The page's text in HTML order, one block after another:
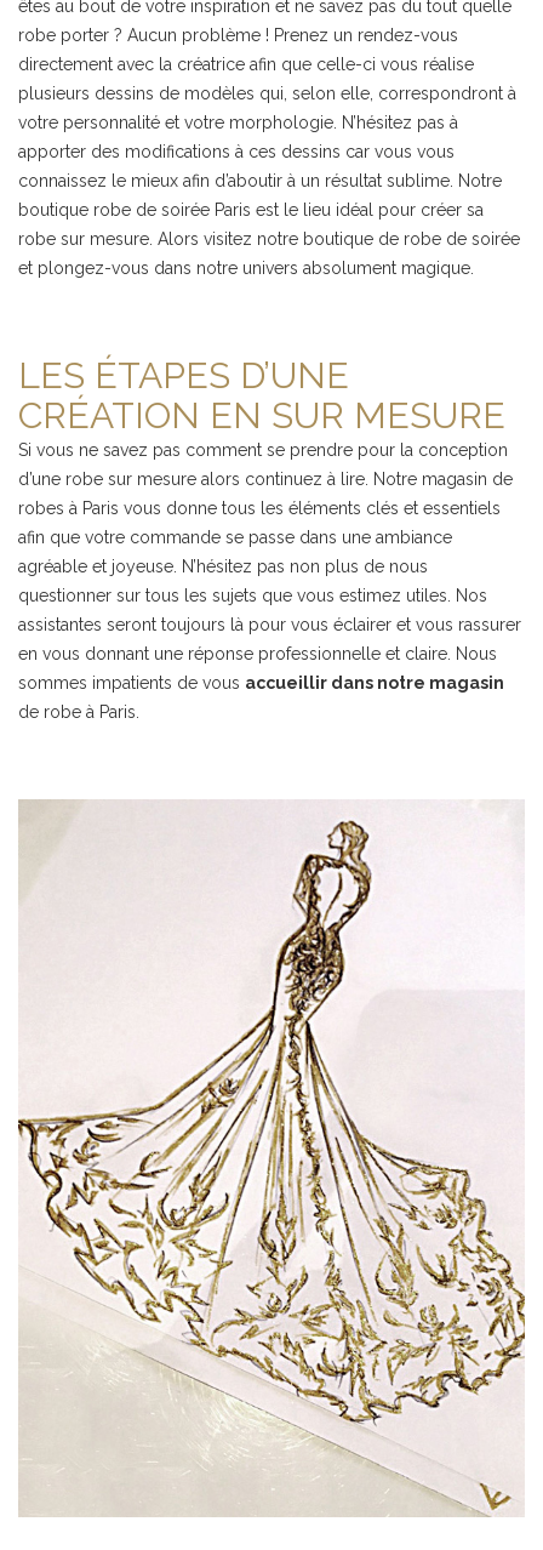
êtes au bout de votre inspiration et ne savez pas du tout quelle
robe porter ? Aucun problème ! Prenez un rendez-vous
directement avec la créatrice afin que celle-ci vous réalise
plusieurs dessins de modèles qui, selon elle, correspondront à
votre personnalité et votre morphologie. N’hésitez pas à
apporter des modifications à ces dessins car vous vous
connaissez le mieux afin d’aboutir à un résultat sublime. Notre
boutique robe de soirée Paris est le lieu idéal pour créer sa
robe sur mesure. Alors visitez notre boutique de robe de soirée
et plongez-vous dans notre univers absolument magique.
LES ÉTAPES D’UNE
CRÉATION EN SUR MESURE
Si vous ne savez pas comment se prendre pour la conception
d’une robe sur mesure alors continuez à lire. Notre magasin de
robes à Paris vous donne tous les éléments clés et essentiels
afin que votre commande se passe dans une ambiance
agréable et joyeuse. N’hésitez pas non plus de nous
questionner sur tous les sujets que vous estimez utiles. Nos
assistantes seront toujours là pour vous éclairer et vous rassurer
en vous donnant une réponse professionnelle et claire. Nous
sommes impatients de vous accueillir dans notre magasin
de robe à Paris.